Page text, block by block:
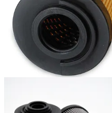
VAPORMATIC
WALGAHN-
MOTORENTECHN
WIX
WOODGATE
ZINGA
Liittyvät tuotteet